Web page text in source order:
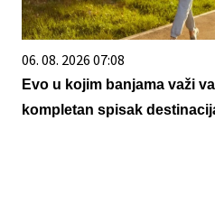
06. 08. 2026 07:08
Evo u kojim banjama važi
kompletan spisak